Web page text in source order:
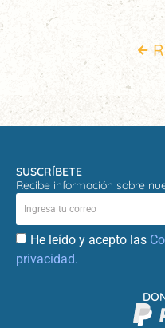
SUSCRÍBETE
Recibe información sobre
He leído y acepto las
privacidad.